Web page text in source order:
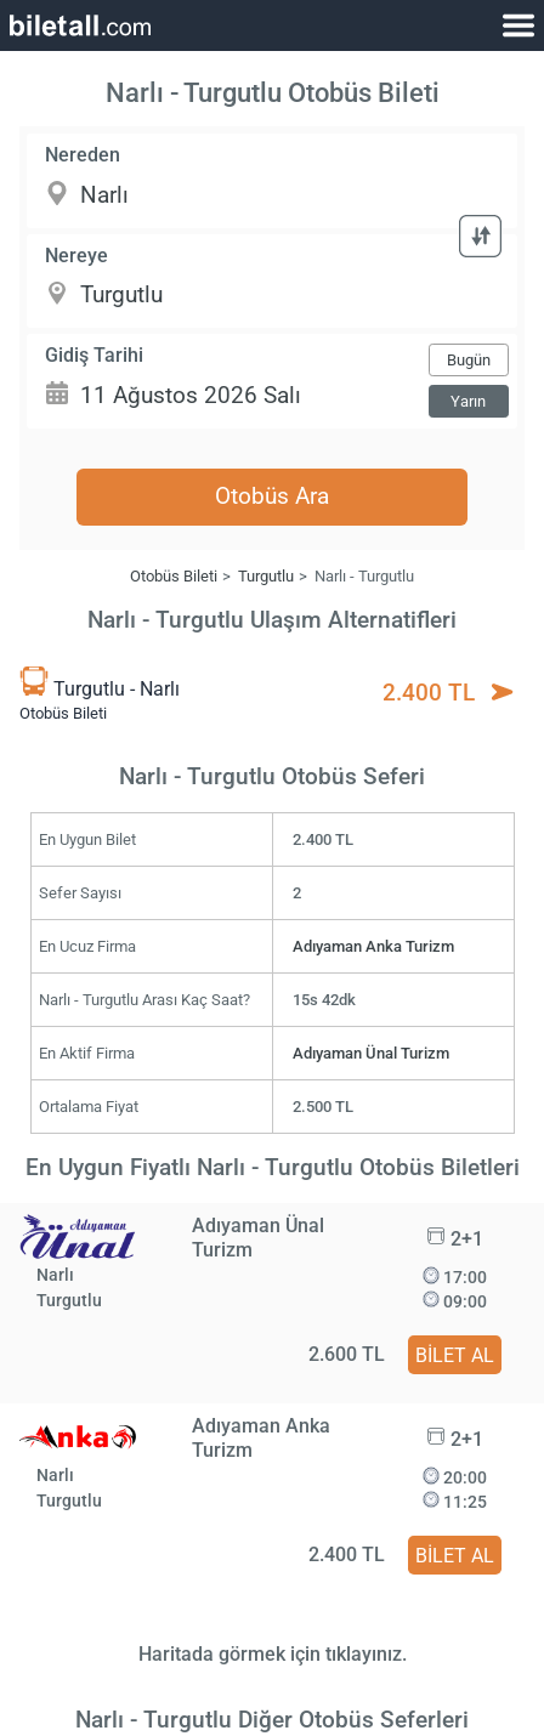
Narlı - Turgutlu Otobüs Bileti
Nereden
Nereye
Gidiş Tarihi Bugün
Yarın
Otobüs Ara
Otobüs Bileti Turgutlu Narlı - Turgutlu
Narlı - Turgutlu Ulaşım Alternatifleri
Turgutlu - Narlı
Otobüs Bileti
2.400 TL
Narlı - Turgutlu Otobüs Seferi
En Uygun Bilet 2.400 TL
Sefer Sayısı 2
En Ucuz Firma Adıyaman Anka Turizm
Narlı - Turgutlu Arası Kaç Saat? 15s 42dk
En Aktif Firma Adıyaman Ünal Turizm
Ortalama Fiyat 2.500 TL
En Uygun Fiyatlı Narlı - Turgutlu Otobüs Biletleri
Adıyaman Ünal
Turizm
2+1
Narlı
Turgutlu
17:00
09:00
2.600 TL BİLET AL
Adıyaman Anka
Turizm
2+1
Narlı
Turgutlu
20:00
11:25
2.400 TL BİLET AL
Haritada görmek için tıklayınız.
Narlı - Turgutlu Diğer Otobüs Seferleri